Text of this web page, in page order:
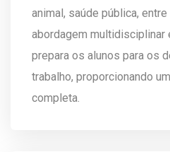
animal, saúde pública,
abordagem multidisciplinar
prepara os alunos para os
trabalho, proporcionando
completa.